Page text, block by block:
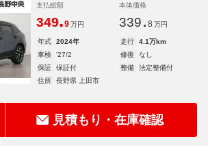
支払総額
349.9 万円
本体価格
339. 8 万円
年式 2024年 走行
4.1万km
車検
'27/2 修復
なし
保証
保証付 整備
法定整備付
住所
長野県 上田市
見積もり・在庫確認